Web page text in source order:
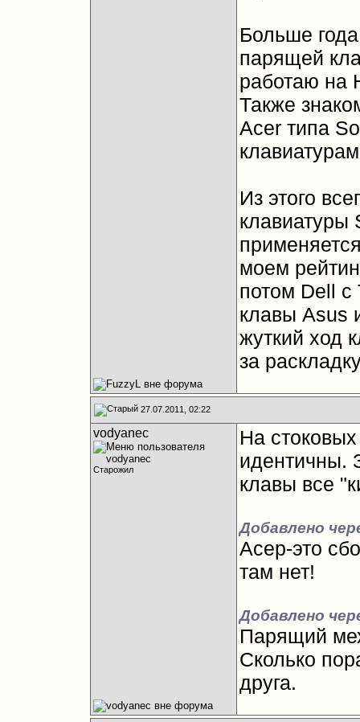
Больше
парящей
работаю на
Также
Acer типа
Из этого
клавиатуры
моем
потом Dell с
клавы Asus
жуткий ход
за
27.07.2011, 02:22
vodyanec
Старожил
На
идентичны.
клавы все
Добавлено
Асер-это
там нет!
Добавлено
Парящий
Сколько
друга.